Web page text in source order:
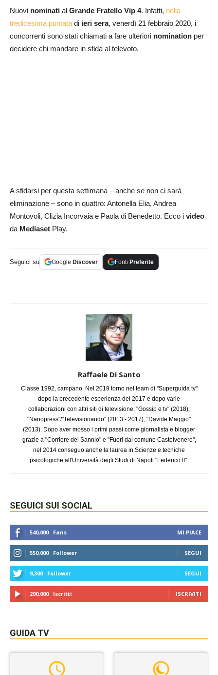
Nuovi nominati al Grande Fratello Vip 4. Infatti, nella
tredicesima puntatadi ieri sera, venerdì 21 febbraio 2020, i
concorrenti sono stati chiamati a fare ulteriori nomination per
decidere chi mandare in sfida al televoto.
A sfidarsi per questa settimana – anche se non ci sarà
eliminazione – sono in quattro: Antonella Elia, Andrea
Montovoli, Clizia Incorvaia e Paola di Benedetto. Ecco i video
da Mediaset Play.
Seguici su Google Discover Fonti Preferite
Raffaele Di Santo
Classe 1992, campano. Nel 2019 torno nel team di "Superguida tv"
dopo la precedente esperienza del 2017 e dopo varie
collaborazioni con altri siti di televisione: "Gossip e tv" (2018);
"Nanopress"/"Televisionando" (2013 - 2017); "Davide Maggio"
(2013). Dopo aver mosso i primi passi come giornalista e blogger
grazie a "Corriere del Sannio" e "Fuori dal comune Castelvenere",
nel 2014 conseguo anche la laurea in Scienze e tecniche
psicologiche all'Università degli Studi di Napoli "Federico II".
SEGUICI SUI SOCIAL
540,000 Fans MI PIACE
550,000 Follower SEGUI
9,300 Follower SEGUI
290,000 Iscritti ISCRIVITI
GUIDA TV